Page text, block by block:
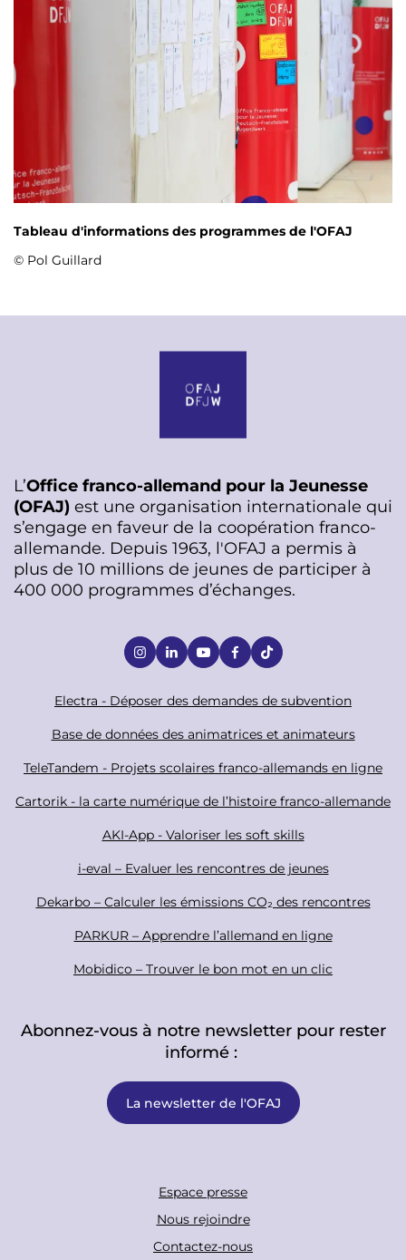
Tableau d'informations des programmes de l'OFAJ
© Pol Guillard
L’Office franco-allemand pour la Jeunesse
(OFAJ) est une organisation internationale qui
s’engage en faveur de la coopération franco-
allemande. Depuis 1963, l'OFAJ a permis à
plus de 10 millions de jeunes de participer à
400 000 programmes d’échanges.
ao
e
Electra - Déposer des demandes de subvention
Base de données des animatrices et animateurs
TeleTandem - Projets scolaires franco-allemands en ligne
Cartorik - la carte numérique de l’histoire franco-allemande
AKI-App - Valoriser les soft skills
i-eval – Evaluer les rencontres de jeunes
Dekarbo – Calculer les émissions CO₂ des rencontres
PARKUR – Apprendre l’allemand en ligne
Mobidico – Trouver le bon mot en un clic
Abonnez-vous à notre newsletter pour rester
informé :
La newsletter de l'OFAJ
Espace presse
Nous rejoindre
Contactez-nous